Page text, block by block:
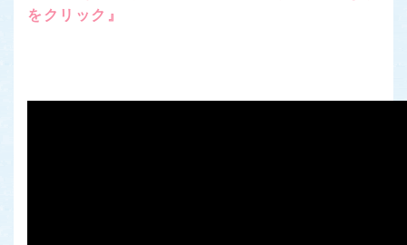
をクリック』